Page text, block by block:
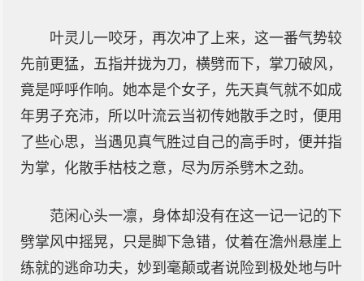
叶灵儿一咬牙，再次冲了上来，这一番气势较
先前更猛，五指并拢为刀，横劈而下，掌刀破风，
竟是呼呼作响。她本是个女子，先天真气就不如成
年男子充沛，所以叶流云当初传她散手之时，便用
了些心思，当遇见真气胜过自己的高手时，便并指
为掌，化散手枯枝之意，尽为厉杀劈木之劲。
范闲心头一凛，身体却没有在这一记一记的下
劈掌风中摇晃，只是脚下急错，仗着在澹州悬崖上
练就的逃命功夫，妙到毫颠或者说险到极处地与叶